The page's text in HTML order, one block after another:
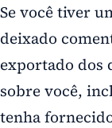
Se você tiver
deixado
exportado dos
sobre você,
tenha